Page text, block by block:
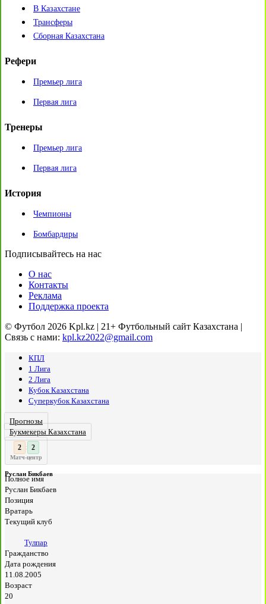
В Казахстане
Трансферы
Сборная Казахстана
Рефери
Премьер лига
Первая лига
Тренеры
Премьер лига
Первая лига
История
Чемпионы
Бомбардиры
Подписывайтесь на нас
О нас
Контакты
Реклама
Поддержка проекта
© Футбол 2026 Kpl.kz | 21+ Футбольный сайт Казахстана |
Связь с нами: kpl.kz2022@gmail.com
КПЛ
1 Лига
2 Лига
Кубок Казахстана
Суперкубок Казахстана
Прогнозы
Букмекеры Казахстана
3 : 2
Матч-центр
Руслан Бикбаев
Полное имя
Руслан Бикбаев
Позиция
Вратарь
Текущий клуб
Тулпар
Гражданство
Дата рождения
11.08.2005
Возраст
20